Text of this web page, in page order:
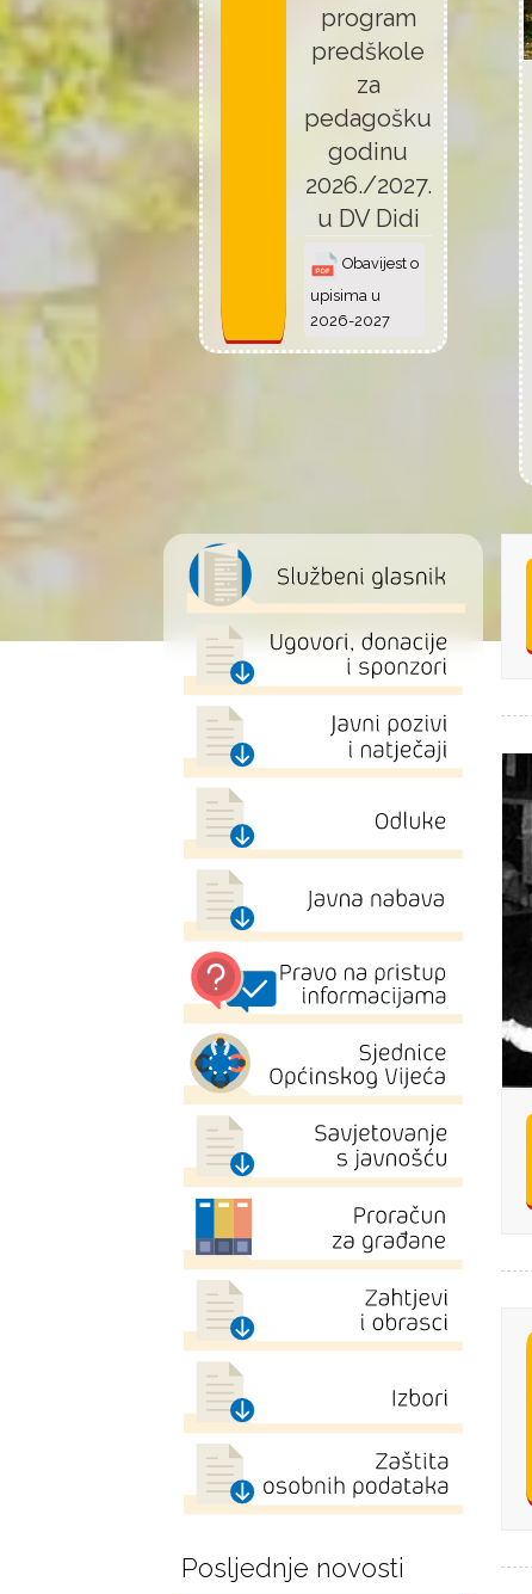
program
predškole
za
pedagošku
godinu
2026./2027.
u DV Didi
Obavijest o
upisima u
2026-2027
Posljednje novosti